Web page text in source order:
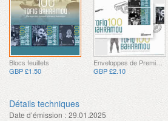
Blocs feuillets
GBP £1.50
Enveloppes de Premier Jour
GBP £2.10
Détails techniques
Date d’émission : 29.01.2025